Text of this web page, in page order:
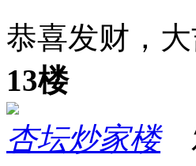
恭喜发财，
13楼
杏坛炒家楼